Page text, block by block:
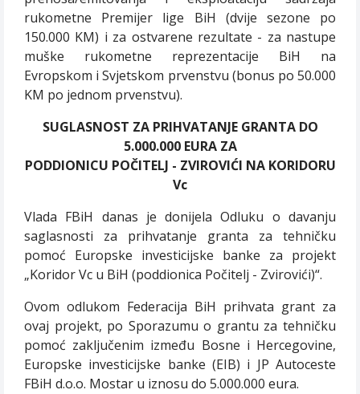
rukometne Premijer lige BiH (dvije sezone po
150.000 KM) i za ostvarene rezultate - za nastupe
muške rukometne reprezentacije BiH na
Evropskom i Svjetskom prvenstvu (bonus po 50.000
KM po jednom prvenstvu).
SUGLASNOST ZA PRIHVATANJE GRANTA DO
5.000.000 EURA ZA
PODDIONICU POČITELJ - ZVIROVIĆI NA KORIDORU
Vc
Vlada FBiH danas je donijela Odluku o davanju
saglasnosti za prihvatanje granta za tehničku
pomoć Europske investicijske banke za projekt
„Koridor Vc u BiH (poddionica Počitelj - Zvirovići)“.
Ovom odlukom Federacija BiH prihvata grant za
ovaj projekt, po Sporazumu o grantu za tehničku
pomoć zaključenim između Bosne i Hercegovine,
Europske investicijske banke (EIB) i JP Autoceste
FBiH d.o.o. Mostar u iznosu do 5.000.000 eura.